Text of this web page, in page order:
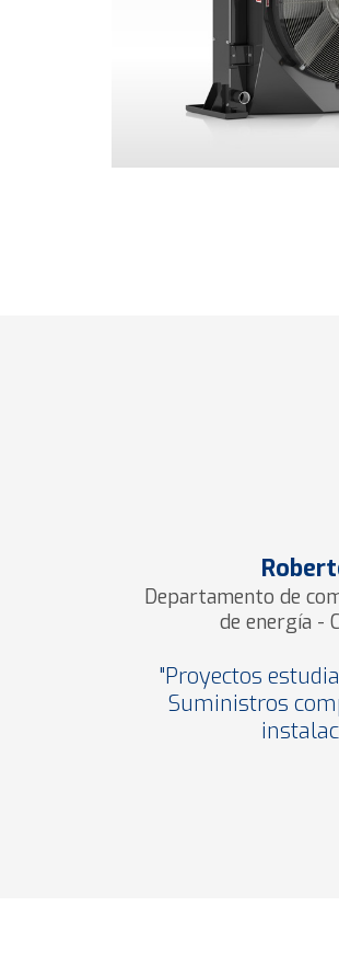
Departamento de
de energía -
"Proyectos
Suministros